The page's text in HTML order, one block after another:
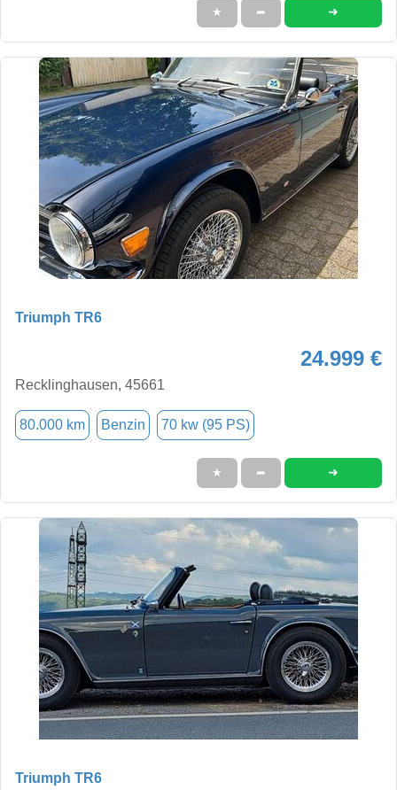
★ ➦ ➜
Triumph TR6
24.999 €
Recklinghausen, 45661
80.000 km Benzin 70 kw (95 PS)
★ ➦ ➜
Triumph TR6